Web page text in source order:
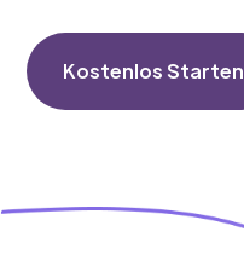
Kostenlos Starten